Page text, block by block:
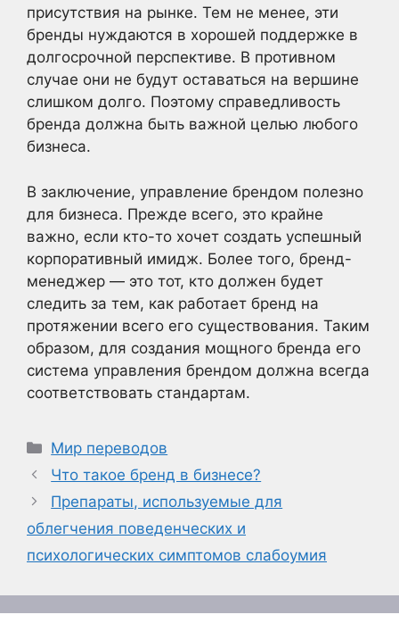
присутствия на рынке. Тем не менее, эти
бренды нуждаются в хорошей поддержке в
долгосрочной перспективе. В противном
случае они не будут оставаться на вершине
слишком долго. Поэтому справедливость
бренда должна быть важной целью любого
бизнеса.
В заключение, управление брендом полезно
для бизнеса. Прежде всего, это крайне
важно, если кто-то хочет создать успешный
корпоративный имидж. Более того, бренд-
менеджер — это тот, кто должен будет
следить за тем, как работает бренд на
протяжении всего его существования. Таким
образом, для создания мощного бренда его
система управления брендом должна всегда
соответствовать стандартам.
Рубрики
Мир переводов
Что такое бренд в бизнесе?
Препараты, используемые для
облегчения поведенческих и
психологических симптомов слабоумия